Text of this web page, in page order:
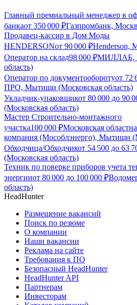
Главный премиальный менеджер в
банкаот 350 000 ₽Газпромбанк,
Продавец-кассир в Дом Моды
HENDERSONот 90 000 ₽Henderson,
Оператор на склад98 000 ₽МИЛЛАБ,
область)
Оператор по документооборотуот 72
ПРО, Мытищи (Московская область)
Укладчик-упаковщикот 80 000 до 90
(Московская область)
Мастер Строительно-монтажного
участка100 000 ₽Московская
компания (Мособлэнерго), Мытищи
Обходчица/Обходчикот 54 500 до 63
(Московская область)
Техник по поверке приборов учета
энергииот 80 000 до 100 000 ₽
область)
HeadHunter
Размещение вакансий
Поиск по резюме
О компании
Наши вакансии
Реклама на сайте
Требования к ПО
Безопасный HeadHunter
HeadHunter API
Партнерам
Инвесторам